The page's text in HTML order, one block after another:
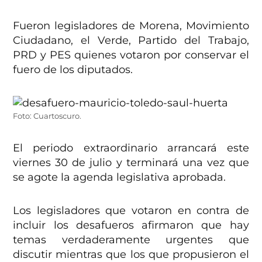
Fueron legisladores de Morena, Movimiento
Ciudadano, el Verde, Partido del Trabajo,
PRD y PES quienes votaron por conservar el
fuero de los diputados.
Foto: Cuartoscuro.
El periodo extraordinario arrancará este
viernes 30 de julio y terminará una vez que
se agote la agenda legislativa aprobada.
Los legisladores que votaron en contra de
incluir los desafueros afirmaron que hay
temas verdaderamente urgentes que
discutir mientras que los que propusieron el